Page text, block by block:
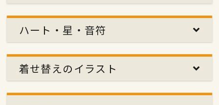
ハート・星・音符
着せ替えのイラスト